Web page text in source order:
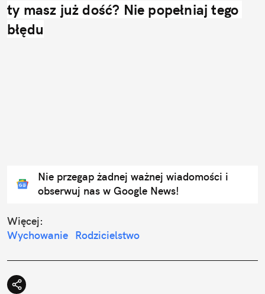
ty masz już dość? Nie popełniaj tego
błędu
Nie przegap żadnej ważnej wiadomości i
obserwuj nas w Google News!
Więcej:
Wychowanie Rodzicielstwo